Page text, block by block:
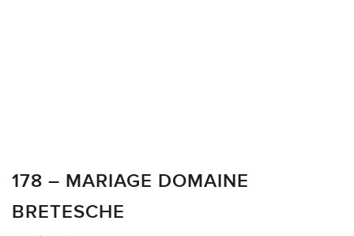
178 – MARIAGE DOMAINE
BRETESCHE